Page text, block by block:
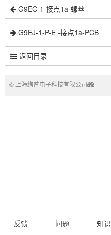
G9EC-1-接点1a-螺丝
G9EJ-1-P-E -接点1a-PCB
返回目录
© 上海绚普电子科技有限公司
反馈 问题 知识